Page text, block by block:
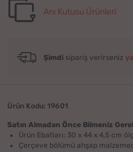
Anı Kutusu Ürünleri
Şimdi sipariş verirseniz
Ürün Kodu: 19601
Satın Almadan Önce Bilmeniz
Ürün Ebatları: 30 x 44 x 4,5 cm
Çerçeve bölümü ahşap